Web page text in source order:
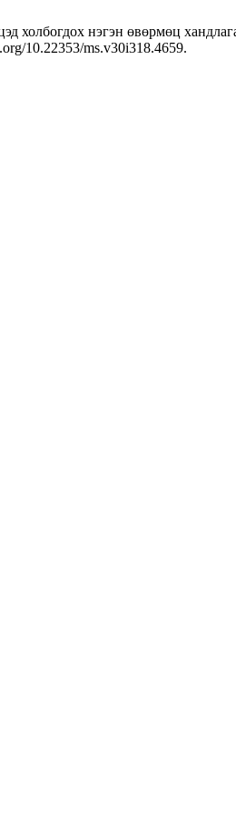
нэгэн өвөрмөц
10.22353/ms.v30i318.4659.